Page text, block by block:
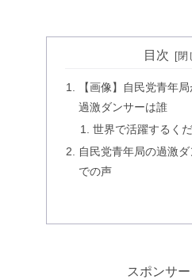
目次
【画像】自民党青年
過激ダンサーは誰
世界で活躍するく
自民党青年局の過激
での声
スポンサ